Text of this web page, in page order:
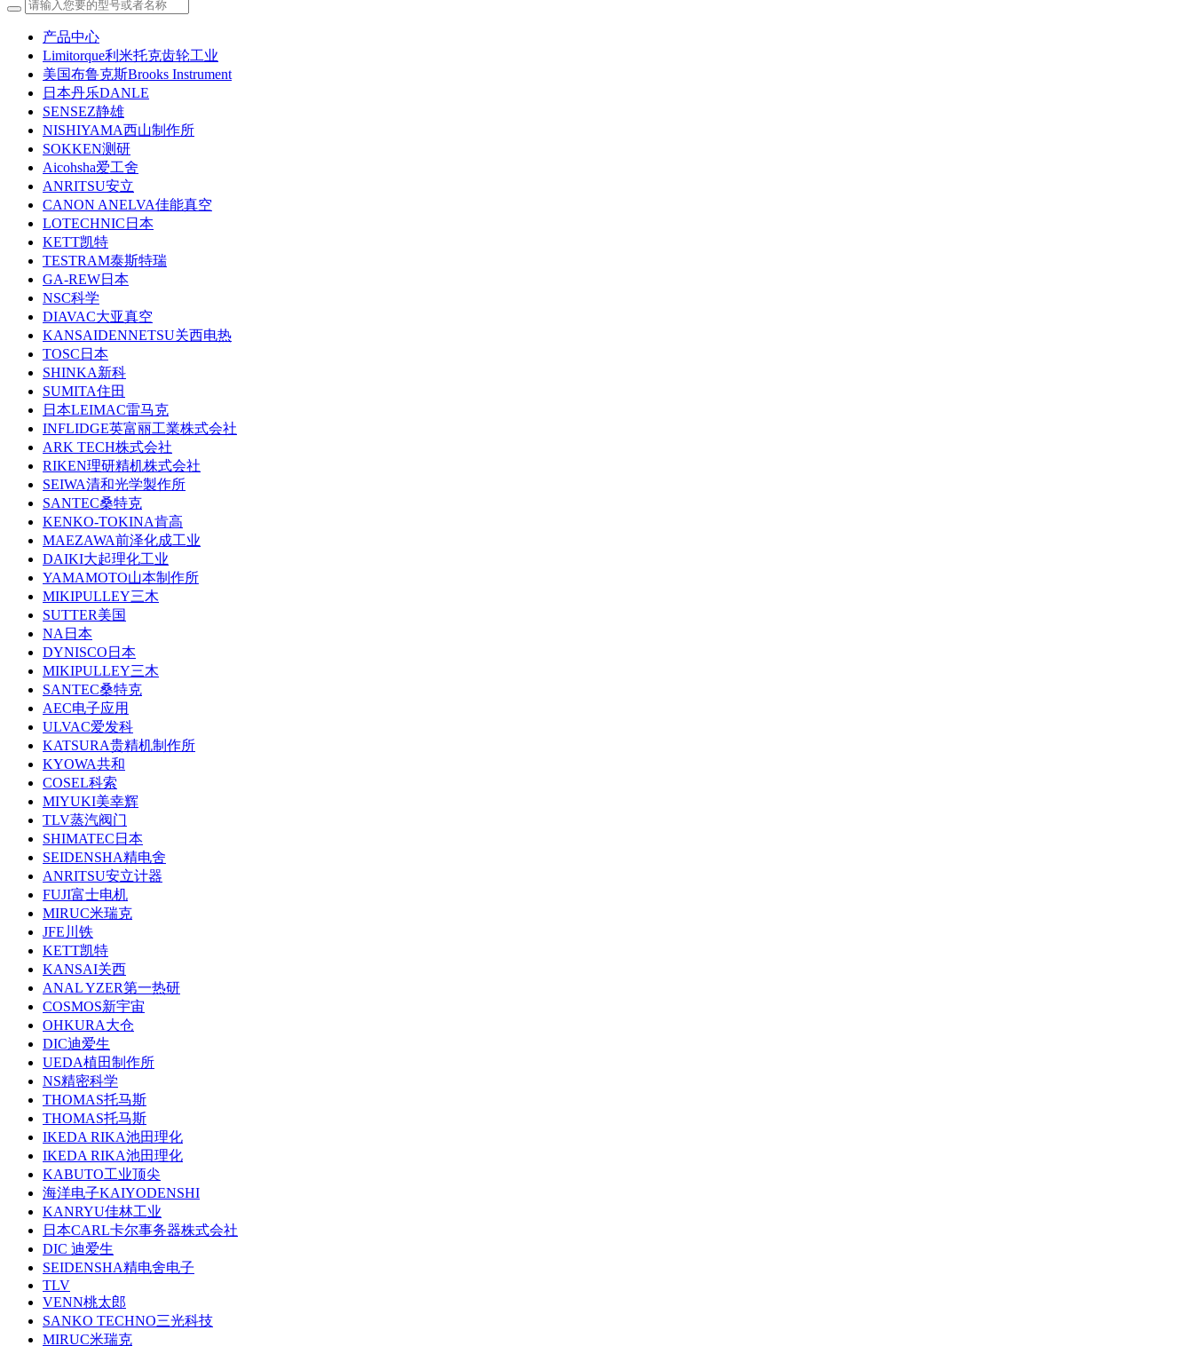
产品中心
Limitorque利米托克齿轮工业
美国布鲁克斯Brooks Instrument
日本丹乐DANLE
SENSEZ静雄
NISHIYAMA西山制作所
SOKKEN测研
Aicohsha爱工舍
ANRITSU安立
CANON ANELVA佳能真空
LOTECHNIC日本
KETT凯特
TESTRAM泰斯特瑞
GA-REW日本
NSC科学
DIAVAC大亚真空
KANSAIDENNETSU关西电热
TOSC日本
SHINKA新科
SUMITA住田
日本LEIMAC雷马克
INFLIDGE英富丽工業株式会社
ARK TECH株式会社
RIKEN理研精机株式会社
SEIWA清和光学製作所
SANTEC桑特克
KENKO-TOKINA肯高
MAEZAWA前泽化成工业
DAIKI大起理化工业
YAMAMOTO山本制作所
MIKIPULLEY三木
SUTTER美国
NA日本
DYNISCO日本
MIKIPULLEY三木
SANTEC桑特克
AEC电子应用
ULVAC爱发科
KATSURA贵精机制作所
KYOWA共和
COSEL科索
MIYUKI美幸辉
TLV蒸汽阀门
SHIMATEC日本
SEIDENSHA精电舍
ANRITSU安立计器
FUJI富士电机
MIRUC米瑞克
JFE川铁
KETT凯特
KANSAI关西
ANAL YZER第一热研
COSMOS新宇宙
OHKURA大仓
DIC迪爱生
UEDA植田制作所
NS精密科学
THOMAS托马斯
THOMAS托马斯
IKEDA RIKA池田理化
IKEDA RIKA池田理化
KABUTO工业顶尖
海洋电子KAIYODENSHI
KANRYU佳林工业
日本CARL卡尔事务器株式会社
DIC 迪爱生
SEIDENSHA精电舍电子
TLV
VENN桃太郎
SANKO TECHNO三光科技
MIRUC米瑞克